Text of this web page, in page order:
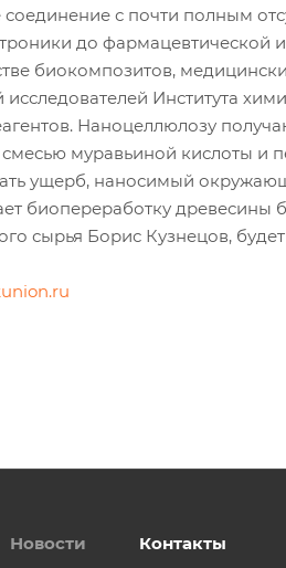
соединение с почти полным
до
биокомпозитов,
Института
Наноцеллюлозу
муравьиной кислоты и
ущерб, наносимый
биопереработку древесины
сырья Борис Кузнецов,
Новости Контакты